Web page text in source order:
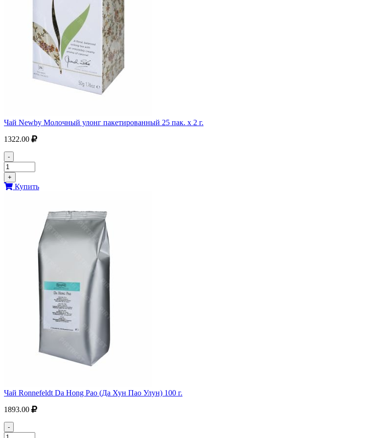
Чай Newby Молочный улонг пакетированный 25 пак. х 2 г.
1322.00
-
+
Купить
Чай Ronnefeldt Da Hong Pao (Да Хун Пао Улун) 100 г.
1893.00
-